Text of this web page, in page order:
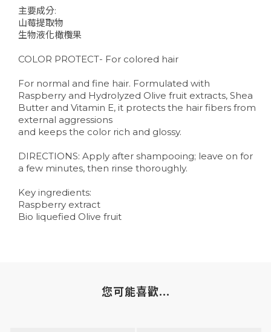
主要成分:
山莓提取物
生物液化橄欖果
COLOR PROTECT- For colored hair
For normal and fine hair. Formulated with
Raspberry and Hydrolyzed Olive fruit extracts, Shea
Butter and Vitamin E, it protects the hair fibers from
external aggressions
and keeps the color rich and glossy.
DIRECTIONS: Apply after shampooing; leave on for
a few minutes, then rinse thoroughly.
Key ingredients:
Raspberry extract
Bio liquefied Olive fruit
您可能喜歡...